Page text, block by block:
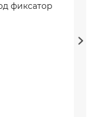
фиксатор